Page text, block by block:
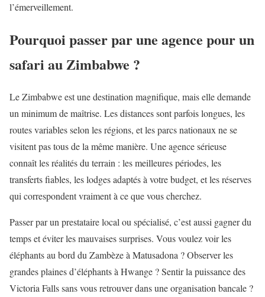
l’émerveillement.
Pourquoi passer par une agence pour un
safari au Zimbabwe ?
Le Zimbabwe est une destination magnifique, mais elle demande
un minimum de maîtrise. Les distances sont parfois longues, les
routes variables selon les régions, et les parcs nationaux ne se
visitent pas tous de la même manière. Une agence sérieuse
connaît les réalités du terrain : les meilleures périodes, les
transferts fiables, les lodges adaptés à votre budget, et les réserves
qui correspondent vraiment à ce que vous cherchez.
Passer par un prestataire local ou spécialisé, c’est aussi gagner du
temps et éviter les mauvaises surprises. Vous voulez voir les
éléphants au bord du Zambèze à Matusadona ? Observer les
grandes plaines d’éléphants à Hwange ? Sentir la puissance des
Victoria Falls sans vous retrouver dans une organisation bancale ?